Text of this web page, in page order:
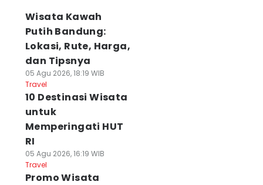
Wisata Kawah
Putih Bandung:
Lokasi, Rute, Harga,
dan Tipsnya
05 Agu 2026, 18:19 WIB
Travel
10 Destinasi Wisata
untuk
Memperingati HUT
RI
05 Agu 2026, 16:19 WIB
Travel
Promo Wisata